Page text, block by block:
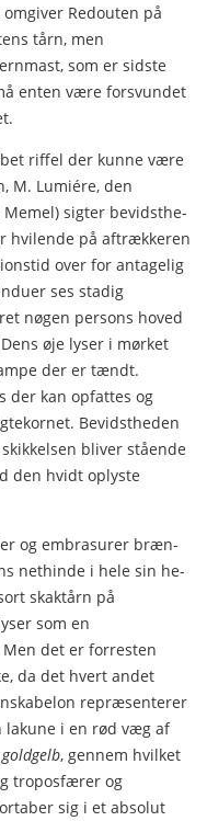
Redouten på
tårn, men
som er sidste
enten være forsvundet
riffel der kunne være
M. Lumiére, den
sigter bevidsthe­
hvilende på aftrække­ren
over for anta­gelig
ses stadig
nøgen persons hoved
øje lyser i mørket
der er tændt.
der kan opfattes og
Bevidstheden
bliver stående
den hvidt oplyste
og embrasurer bræn­
nethinde i hele sin he­
skaktårn på
som en
det er forresten
da det hvert andet
repræsenterer
lakune i en rød væg af
goldgelb, gennem hvilket
troposfærer og
sig i et absolut